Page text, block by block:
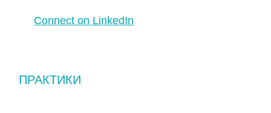
Connect on LinkedIn
ПРАКТИКИ